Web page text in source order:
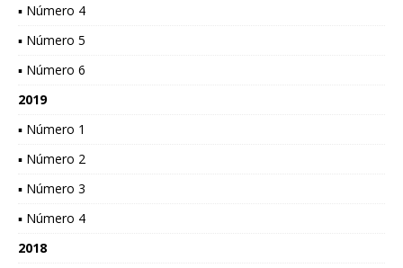
▪ Número 4
▪ Número 5
▪ Número 6
2019
▪ Número 1
▪ Número 2
▪ Número 3
▪ Número 4
2018